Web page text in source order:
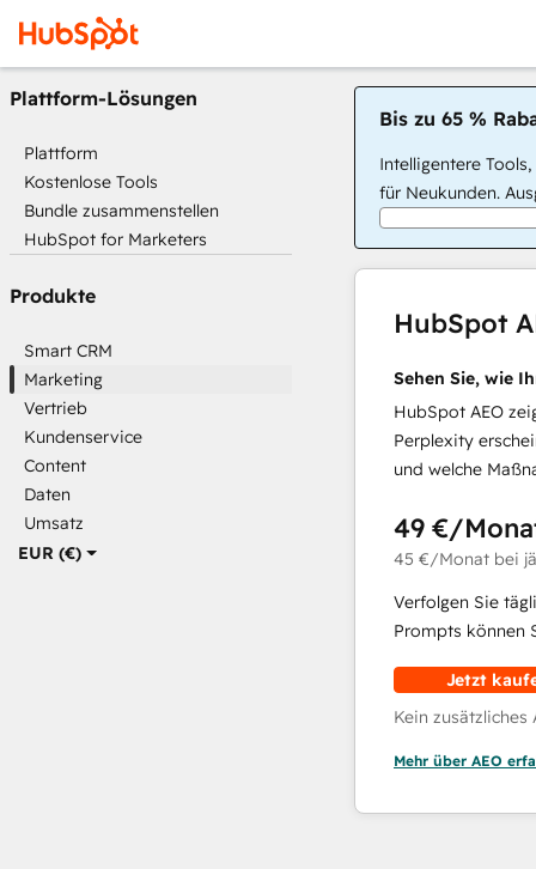
EUR (€)
Plattform-Lösungen
Plattform
Kostenlose Tools
Bundle zusammenstellen
HubSpot for Marketers
Produkte
Smart CRM
Marketing
Vertrieb
Kundenservice
Content
Daten
Umsatz
Bis zu 65 %
Intelligentere
für Neukunden.
HubSpot
Sehen Sie, wie
HubSpot AEO
Perplexity
und welche
49 €/
45 €/Monat bei
Verfolgen Sie
Prompts können
Jetzt
Kein
Mehr über AEO